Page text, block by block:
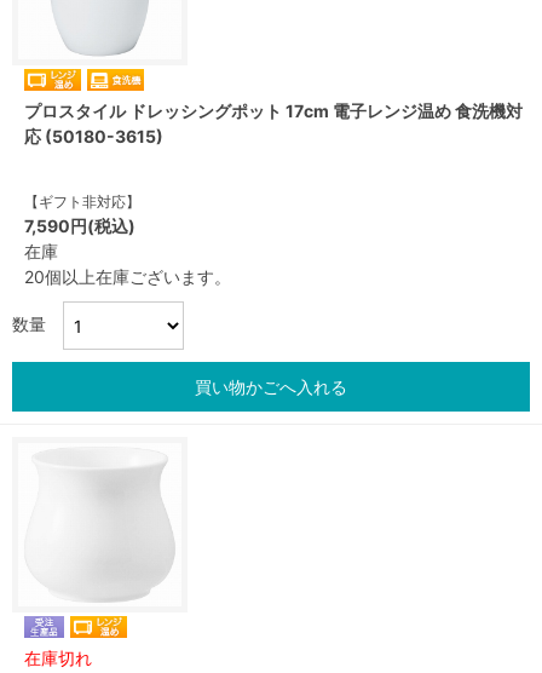
プロスタイル ドレッシングポット 17cm 電子レンジ温め 食洗機対
応 (50180-3615)
【ギフト非対応】
7,590円(税込)
在庫
20個以上在庫ございます。
数量
買い物かごへ入れる
在庫切れ